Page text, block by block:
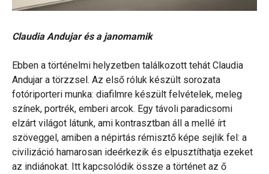
Claudia Andujar és a janomamik
Ebben a történelmi helyzetben találkozott tehát Claudia
Andujar a törzzsel. Az első róluk készült sorozata
fotóriporteri munka: diafilmre készült felvételek, meleg
színek, portrék, emberi arcok. Egy távoli paradicsomi
elzárt világot látunk, ami kontrasztban áll a mellé írt
szöveggel, amiben a népirtás rémisztő képe sejlik fel: a
civilizáció hamarosan ideérkezik és elpusztíthatja ezeket
az indiánokat. Itt kapcsolódik össze a történet az ő